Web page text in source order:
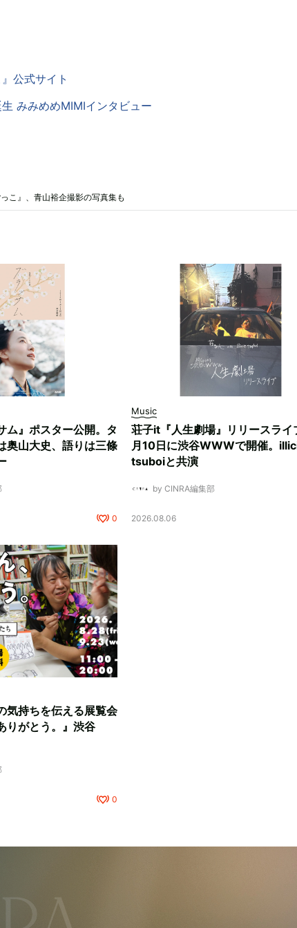
公式サイト
みみめめMIMIインタビュー
こ』、青山裕企撮影の写真集も
ム』ポスター公開。タ
奥山大史、語りは三條
0
Music
荘子it『人生劇場』リリースライ
月10日に渋谷WWWで開催。
tsuboiと共演
by CINRA編集部
2026.08.06
気持ちを伝える展覧会
りがとう。』渋谷
0